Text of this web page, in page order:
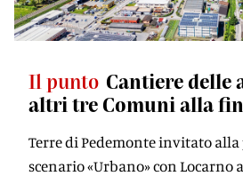
Il punto Cantiere delle
altri tre Comuni alla
Terre di Pedemonte invitato
scenario «Urbano» con Locarno